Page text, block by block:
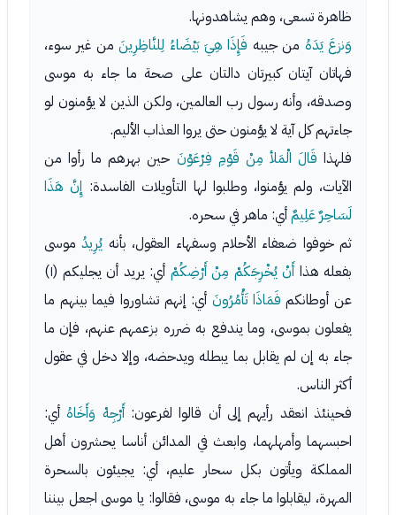
ظاهرة تسعى، وهم يشاهدونها.
وَنزعَ يَدَهُ من جيبه فَإِذَا هِيَ بَيْضَاءُ لِلنَّاظِرِينَمن غير سوء،
فهاتان آيتان كبيرتان دالتان على صحة ما جاء به موسى
وصدقه، وأنه رسول رب العالمين، ولكن الذين لا يؤمنون لو
جاءتهم كل آية لا يؤمنون حتى يروا العذاب الأليم.
فلهذا قَالَ الْمَلأ مِنْ قَوْمِ فِرْعَوْنَ حين بهرهم ما رأوا من
الآيات، ولم يؤمنوا، وطلبوا لها التأويلات الفاسدة: إِنَّ هَذَا
لَسَاحِرٌ عَلِيمٌأي: ماهر في سحره.
ثم خوفوا ضعفاء الأحلام وسفهاء العقول، بأنه يُرِيدُموسى
بفعله هذا أَنْ يُخْرِجَكُمْ مِنْ أَرْضِكُمْ
أي: يريد أن يجليكم (١)
عن أوطانكم فَمَاذَا تَأْمُرُونَ أي: إنهم تشاوروا فيما بينهم ما
يفعلون بموسى، وما يندفع به ضرره بزعمهم عنهم، فإن ما
جاء به إن لم يقابل بما يبطله ويدحضه، وإلا دخل في عقول
أكثر الناس.
فحينئذ انعقد رأيهم إلى أن قالوا لفرعون:أَرْجِهْ وَأَخَاهُأي:
احبسهما وأمهلهما، وابعث في المدائن أناسا يحشرون أهل
المملكة ويأتون بكل سحار عليم، أي: يجيئون بالسحرة
المهرة، ليقابلوا ما جاء به موسى، فقالوا: يا موسى اجعل بيننا